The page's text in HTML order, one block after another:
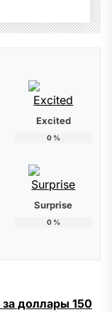
Excited
0%
Surprise
0%
доллары 150